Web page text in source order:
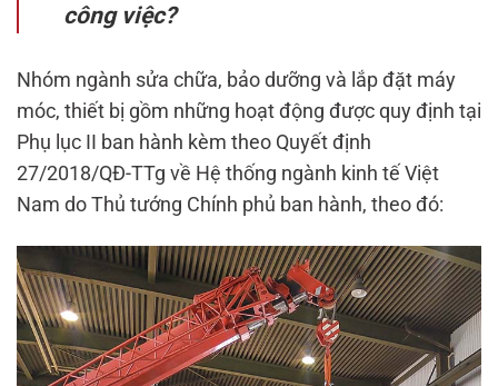
công việc?
Nhóm ngành sửa chữa, bảo dưỡng và lắp đặt máy
móc, thiết bị gồm những hoạt động được quy định tại
Phụ lục II ban hành kèm theo Quyết định
27/2018/QĐ-TTg về Hệ thống ngành kinh tế Việt
Nam do Thủ tướng Chính phủ ban hành, theo đó: